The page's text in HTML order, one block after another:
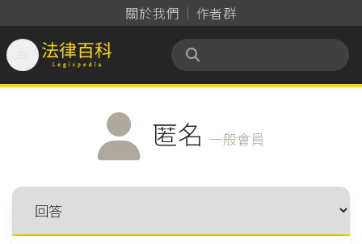
關於我們 作者群
法律百科 Legispedia
匿名 一般會員